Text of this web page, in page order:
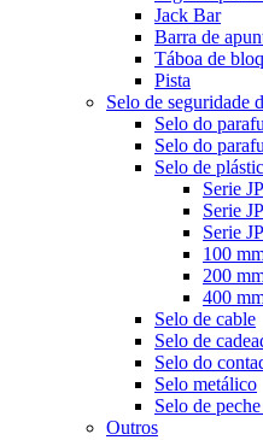
Jack Bar
Barra de
Táboa de
Pista
Selo de seguridade
Selo do
Selo do
Selo de
Serie
Serie
Serie
100
200
400
Selo de cable
Selo de
Selo do
Selo metálico
Selo de
Outros